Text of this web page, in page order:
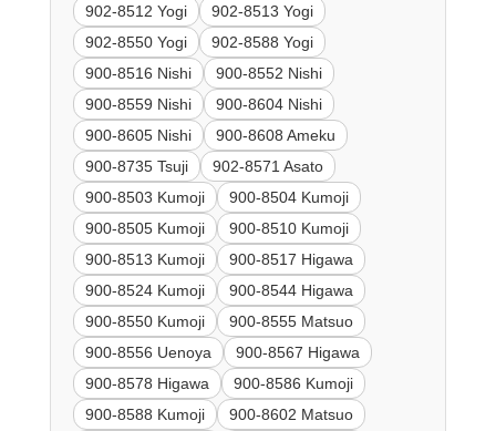
902-8512 Yogi
902-8513 Yogi
902-8550 Yogi
902-8588 Yogi
900-8516 Nishi
900-8552 Nishi
900-8559 Nishi
900-8604 Nishi
900-8605 Nishi
900-8608 Ameku
900-8735 Tsuji
902-8571 Asato
900-8503 Kumoji
900-8504 Kumoji
900-8505 Kumoji
900-8510 Kumoji
900-8513 Kumoji
900-8517 Higawa
900-8524 Kumoji
900-8544 Higawa
900-8550 Kumoji
900-8555 Matsuo
900-8556 Uenoya
900-8567 Higawa
900-8578 Higawa
900-8586 Kumoji
900-8588 Kumoji
900-8602 Matsuo